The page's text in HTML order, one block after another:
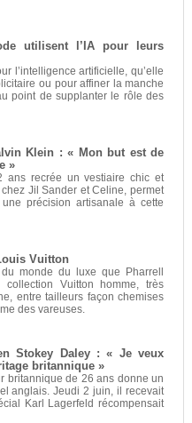
utilisent l’IA pour leurs
l’intelligence artificielle, qu’elle
ou pour affiner la manche
point de supplanter le rôle des
Klein : « Mon but est de
»
ans recrée un vestiaire chic et
Jil Sander et Celine, permet
précision artisanale à cette
Vuitton
monde du luxe que Pharrell
Vuitton homme, très
entre tailleurs façon chemises
des vareuses.
Stokey Daley : « Je veux
britannique »
britannique de 26 ans donne un
anglais. Jeudi 2 juin, il recevait
Karl Lagerfeld récompensait